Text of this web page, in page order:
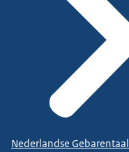
Nederlandse Gebarentaal